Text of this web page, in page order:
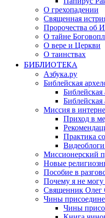
О грехопадении
Священная
Пророчества об
О тайне
О вере и Церкви
О таинствах
БИБЛИОТЕКА
Азбука.ру
Библейская
Библейская
Миссия в
Приход в
Практика
Миссионерский
Новые
Пособие в
Почему я не могу
Священник Олег
Чины
Чины